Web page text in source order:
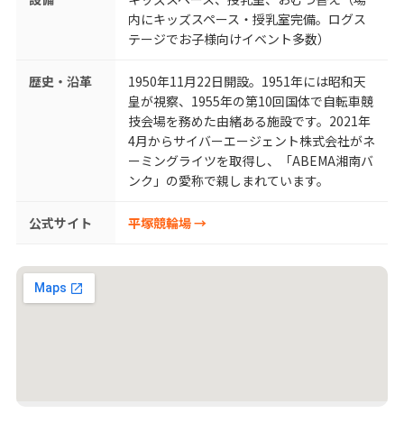
内にキッズスペース・授乳室完備。ログス
テージでお子様向けイベント多数）
歴史・沿革
1950年11月22日開設。1951年には昭和天
皇が視察、1955年の第10回国体で自転車競
技会場を務めた由緒ある施設です。2021年
4月からサイバーエージェント株式会社がネ
ーミングライツを取得し、「ABEMA湘南バ
ンク」の愛称で親しまれています。
公式サイト 平塚競輪場 →